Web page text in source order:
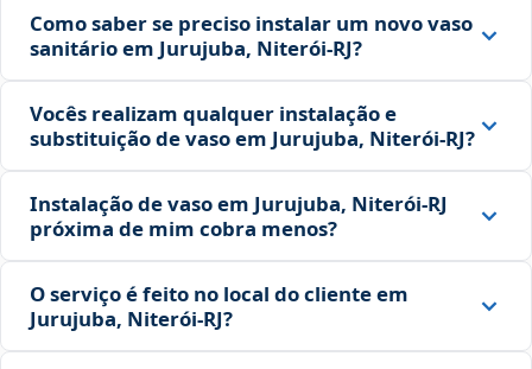
Como saber se preciso instalar um novo vaso
sanitário em Jurujuba, Niterói‑RJ?
Vocês realizam qualquer instalação e
substituição de vaso em Jurujuba, Niterói‑RJ?
Instalação de vaso em Jurujuba, Niterói‑RJ
próxima de mim cobra menos?
O serviço é feito no local do cliente em
Jurujuba, Niterói‑RJ?